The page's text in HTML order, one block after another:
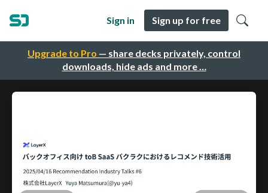
Upgrade to Pro — share decks privately, control
downloads, hide ads and more …
Sign in Sign up for free